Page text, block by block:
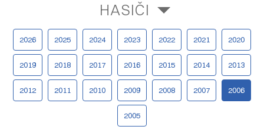
HASIČI
2026 2025 2024 2023 2022 2021 2020
2019 2018 2017 2016 2015 2014 2013
2012 2011 2010 2009 2008 2007 2006
2005